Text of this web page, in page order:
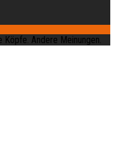
Köpfe. Andere Meinungen.